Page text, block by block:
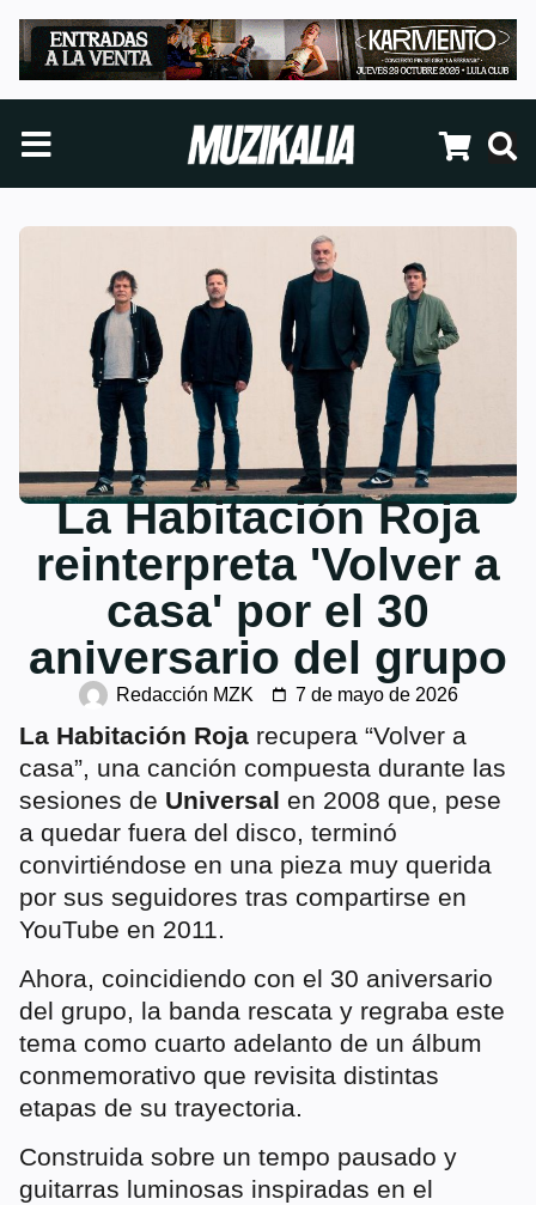
La Habitación Roja
reinterpreta 'Volver a
casa' por el 30
aniversario del grupo
Redacción MZK 7 de mayo de 2026
La Habitación Roja recupera “Volver a
casa”, una canción compuesta durante las
sesiones de Universal en 2008 que, pese
a quedar fuera del disco, terminó
convirtiéndose en una pieza muy querida
por sus seguidores tras compartirse en
YouTube en 2011.
Ahora, coincidiendo con el 30 aniversario
del grupo, la banda rescata y regraba este
tema como cuarto adelanto de un álbum
conmemorativo que revisita distintas
etapas de su trayectoria.
Construida sobre un tempo pausado y
guitarras luminosas inspiradas en el